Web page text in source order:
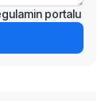
portalu